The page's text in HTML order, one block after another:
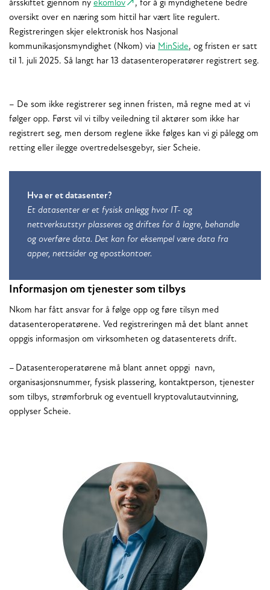
årsskiftet gjennom ny ekomlov
, for å gi myndighetene bedre
oversikt over en næring som hittil har vært lite regulert.
Registreringen skjer elektronisk hos Nasjonal
kommunikasjonsmyndighet (Nkom) via MinSide, og fristen er satt
til 1. juli 2025. Så langt har 13 datasenteroperatører registrert seg.
– De som ikke registrerer seg innen fristen, må regne med at vi
følger opp. Først vil vi tilby veiledning til aktører som ikke har
registrert seg, men dersom reglene ikke følges kan vi gi pålegg om
retting eller ilegge overtredelsesgebyr, sier Scheie.
Hva er et datasenter?
Et datasenter er et fysisk anlegg hvor IT- og
nettverksutstyr plasseres og driftes for å lagre, behandle
og overføre data. Det kan for eksempel være data fra
apper, nettsider og epostkontoer.
Informasjon om tjenester som tilbys
Nkom har fått ansvar for å følge opp og føre tilsyn med
datasenteroperatørene. Ved registreringen må det blant annet
oppgis informasjon om virksomheten og datasenterets drift.
– Datasenteroperatørene må blant annet oppgi navn,
organisasjonsnummer, fysisk plassering, kontaktperson, tjenester
som tilbys, strømforbruk og eventuell kryptovalutautvinning,
opplyser Scheie.